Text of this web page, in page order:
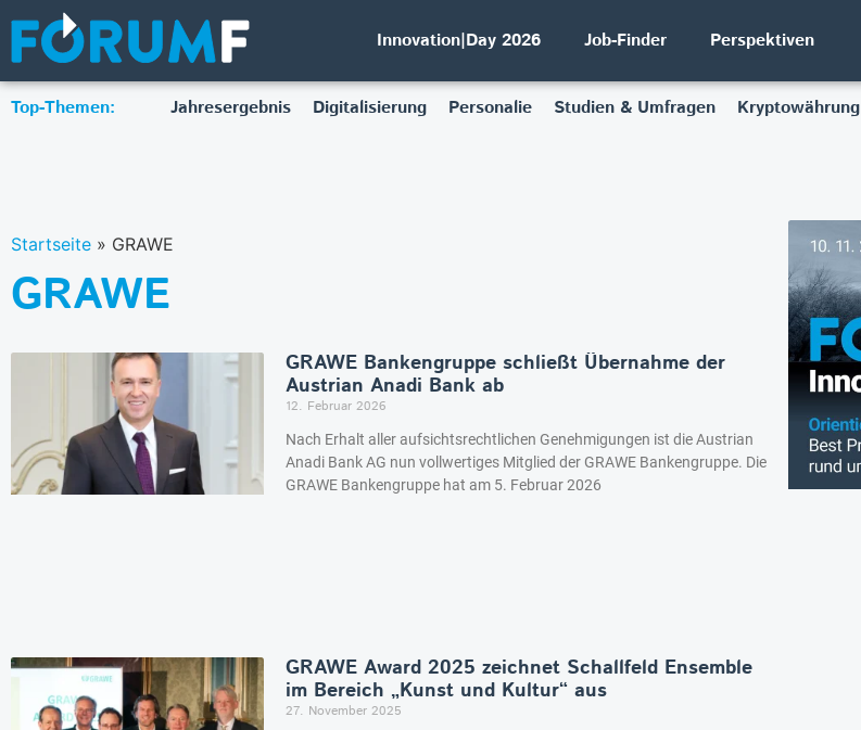
Innovation|Day 2026 Job-Finder Perspektiven
Top-Themen: Jahresergebnis Digitalisierung Personalie Studien & Umfragen Kryptowährung
Startseite » GRAWE
GRAWE
GRAWE Bankengruppe schließt Übernahme der
Austrian Anadi Bank ab
12. Februar 2026
Nach Erhalt aller aufsichtsrechtlichen Genehmigungen ist die Austrian
Anadi Bank AG nun vollwertiges Mitglied der GRAWE Bankengruppe. Die
GRAWE Bankengruppe hat am 5. Februar 2026
GRAWE Award 2025 zeichnet Schallfeld Ensemble
im Bereich „Kunst und Kultur“ aus
27. November 2025